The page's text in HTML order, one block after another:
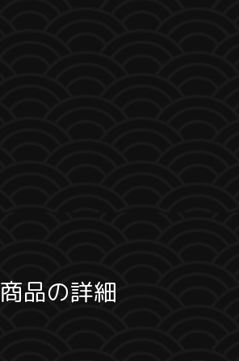
商品の詳細